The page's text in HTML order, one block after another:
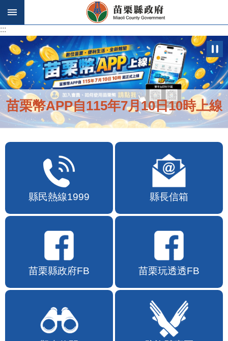
跳到主要內容區塊
:::
苗栗幣APP自115年7月10日10時上線
縣民熱線1999 縣長信箱
苗栗縣政府FB 苗栗玩透透FB